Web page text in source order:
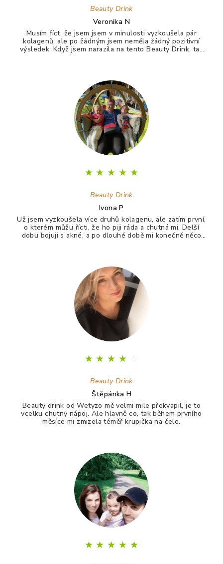
Beauty Drink
Veronika N
Musím říct, že jsem jsem v minulosti vyzkoušela pár
kolagenů, ale po žádným jsem neměla žádný pozitivní
výsledek. Když jsem narazila na tento Beauty Drink, tak
★ ★ ★ ★ ★
Beauty Drink
Ivona P
Už jsem vyzkoušela více druhů kolagenu, ale zatím první,
o kterém můžu řícti, že ho piji ráda a chutná mi. Delší
dobu bojuji s akné, a po dlouhé době mi konečně něco
★ ★ ★ ★
Beauty Drink
Štěpánka H
Beauty drink od Wetyzo mě velmi mile překvapil, je to
vcelku chutný nápoj. Ale hlavně co, tak během prvního
měsíce mi zmizela téměř krupička na čele.
★ ★ ★ ★ ★